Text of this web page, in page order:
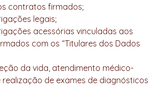
contratos firmados;
legais;
acessórias vinculadas aos
com os “Titulares dos Dados
da vida, atendimento médico-
realização de exames de diagnósticos